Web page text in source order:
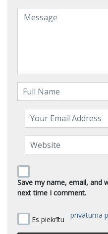
Save my name, email, and
next time I comment.
Es piekrītu privātuma